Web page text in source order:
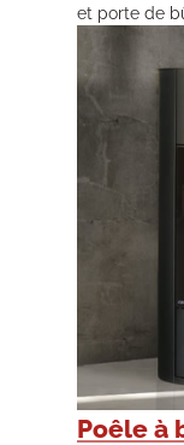
et porte de
Poêle à